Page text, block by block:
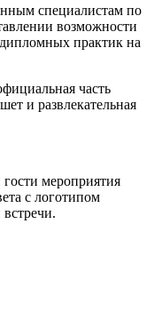
специалистам по
возможности
практик на
часть
и развлекательная
мероприятия
с логотипом